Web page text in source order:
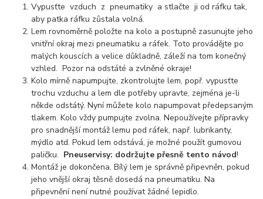
Vypusťte vzduch z pneumatiky a stlačte ji od ráfku tak,
aby patka ráfku zůstala volná.
Lem rovnoměrně položte na kolo a postupně zasunujte jeho
vnitřní okraj mezi pneumatiku a ráfek. Toto provádějte po
malých kouscích a velice důkladně, záleží na tom konečný
vzhled. Pozor na odstáté a zvlněné okraje!
Kolo mírně napumpujte, zkontrolujte lem, popř. vypusťte
trochu vzduchu a lem dle potřeby upravte, zejména je-li
někde odstátý. Nyní můžete kolo napumpovat předepsaným
tlakem. Kolo vždy pumpujte zvolna. Nepoužívejte přípravky
pro snadnější montáž lemu pod ráfek, např. lubrikanty,
mýdlo atd. Pokud lem odstává, je možné použít gumovou
paličku. Pneuservisy: dodržujte přesně tento návod!
Montáž je dokončena. Bílý lem je správně připevněn, pokud
jeho vnější okraj těsně dosedá na pneumatiku. Na
připevnění není nutné používat žádné lepidlo.